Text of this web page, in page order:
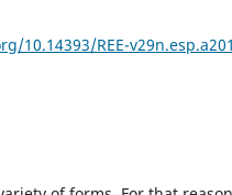
10.14393/REE-